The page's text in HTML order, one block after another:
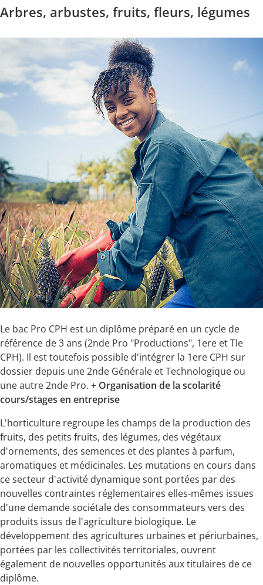
Arbres, arbustes, fruits, fleurs, légumes
Le bac Pro CPH est un diplôme préparé en un cycle de
référence de 3 ans (2nde Pro "Productions", 1ere et Tle
CPH). Il est toutefois possible d'intégrer la 1ere CPH sur
dossier depuis une 2nde Générale et Technologique ou
une autre 2nde Pro. + Organisation de la scolarité
cours/stages en entreprise
L'horticulture regroupe les champs de la production des
fruits, des petits fruits, des légumes, des végétaux
d'ornements, des semences et des plantes à parfum,
aromatiques et médicinales. Les mutations en cours dans
ce secteur d'activité dynamique sont portées par des
nouvelles contraintes réglementaires elles-mêmes issues
d'une demande sociétale des consommateurs vers des
produits issus de l'agriculture biologique. Le
développement des agricultures urbaines et périurbaines,
portées par les collectivités territoriales, ouvrent
également de nouvelles opportunités aux titulaires de ce
diplôme.